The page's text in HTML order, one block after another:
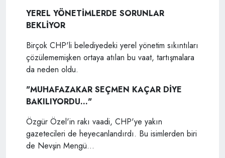
YEREL YÖNETİMLERDE SORUNLAR
BEKLİYOR
Birçok CHP'li belediyedeki yerel yönetim sıkıntıları
çözülememişken ortaya atılan bu vaat, tartışmalara
da neden oldu.
"MUHAFAZAKAR SEÇMEN KAÇAR DİYE
BAKILIYORDU..."
Özgür Özel'in rakı vaadi, CHP'ye yakın
gazetecileri de heyecanlandırdı. Bu isimlerden biri
de Nevşin Mengü...